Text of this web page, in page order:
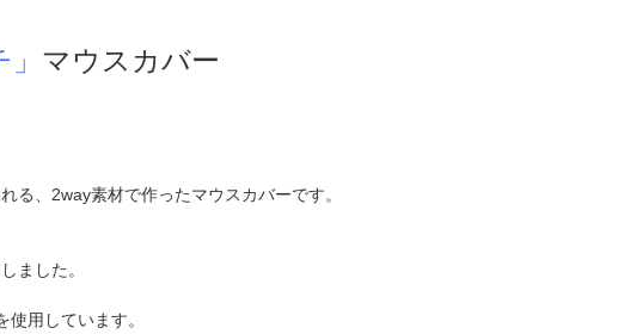
マウスカバー
る、2way素材で作ったマウスカバーです。
ました。
用しています。